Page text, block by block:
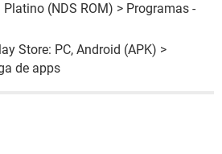
(NDS ROM) > Programas -
Store: PC, Android (APK) >
de apps